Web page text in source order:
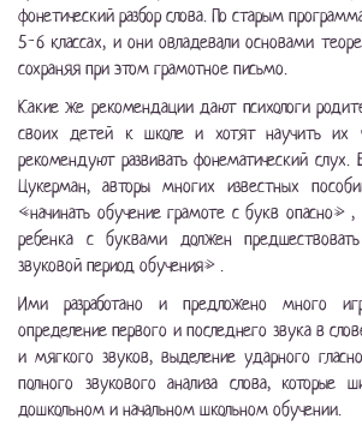
фонетический разбор слова. По старым
5-6 классах, и они овладевали основами
сохраняя при этом грамотное письмо.
Какие же рекомендации дают психологи
своих детей к школе и хотят научить их
рекомендуют развивать фонематический
Цукерман, авторы многих известных
«начинать обучение грамоте с букв опасно»
ребенка с буквами должен
звуковой период обучения» .
Ими разработано и предложено много
определение первого и последнего звука в
и мягкого звуков, выделение ударного
полного звукового анализа слова, которые
дошкольном и начальном школьном обучении.